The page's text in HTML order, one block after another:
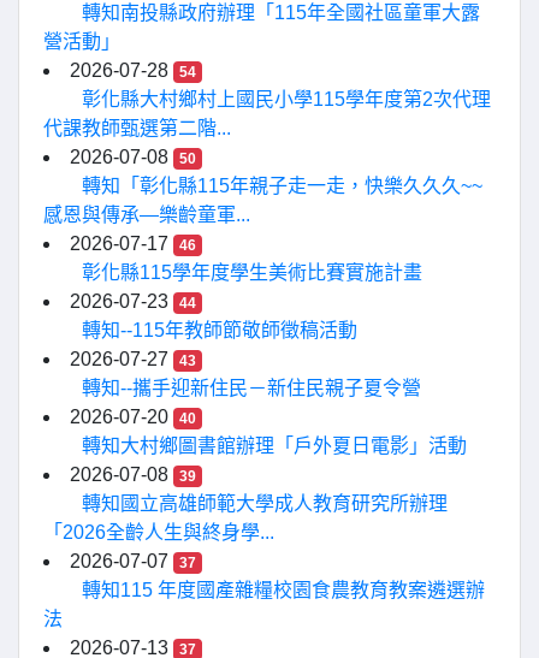
轉知南投縣政府辦理「115年全國社區童軍大露
營活動」
2026-07-28
54
彰化縣大村鄉村上國民小學115學年度第2次代理
代課教師甄選第二階...
2026-07-08
50
轉知「彰化縣115年親子走一走，快樂久久久~~
感恩與傳承—樂齡童軍...
2026-07-17
46
彰化縣115學年度學生美術比賽實施計畫
2026-07-23
44
轉知--115年教師節敬師徵稿活動
2026-07-27
43
轉知--攜手迎新住民－新住民親子夏令營
2026-07-20
40
轉知大村鄉圖書館辦理「戶外夏日電影」活動
2026-07-08
39
轉知國立高雄師範大學成人教育研究所辦理
「2026全齡人生與終身學...
2026-07-07
37
轉知115 年度國產雜糧校園食農教育教案遴選辦
法
2026-07-13
37